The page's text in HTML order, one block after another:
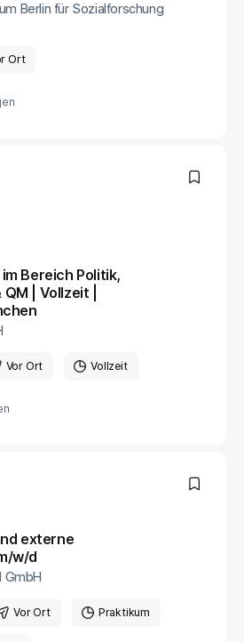
Berlin für Sozialforschung
Ort
Bereich Politik,
| Vollzeit |
Vor Ort Vollzeit
externe
w​/d
GmbH
Vor Ort Praktikum